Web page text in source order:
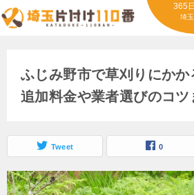
365
埼
ふじみ野市で草刈りにかか
追加料金や業者選びのコツ
Tweet 0